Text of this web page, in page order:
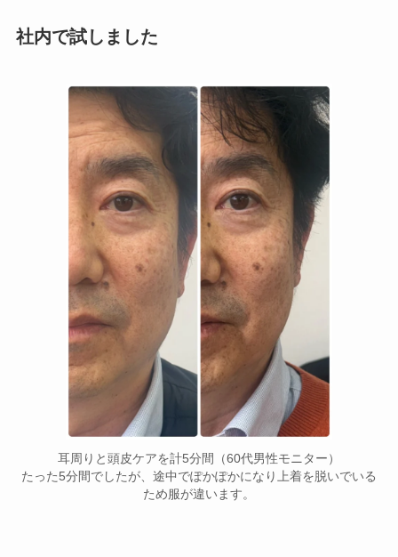
社内で試しました
耳周りと頭皮ケアを計5分間（60代男性モニター）
たった5分間でしたが、途中でぽかぽかになり上着を脱いでいる
ため服が違います。